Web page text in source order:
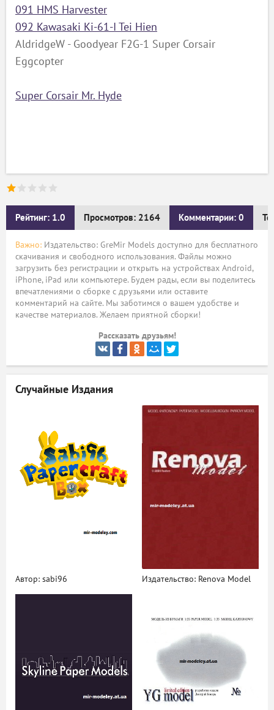
091 HMS Harvester
092 Kawasaki Ki-61-I Tei Hien
AldridgeW - Goodyear F2G-1 Super Corsair
Eggcopter
Super Corsair Mr. Hyde
Рейтинг: 1.0 Просмотров: 2164 Комментарии: 0
Важно: Издательство: GreMir Models доступно для бесплатного
скачивания и свободного использования. Файлы можно
загрузить без регистрации и открыть на устройствах Android,
iPhone, iPad или компьютере. Будем рады, если вы поделитесь
впечатлениями о сборке с друзьями или оставите
комментарий на сайте. Мы заботимся о вашем удобстве и
качестве материалов. Желаем приятной сборки!
Рассказать друзьям!
Случайные Издания
Автор: sabi96 Издательство: Renova Model